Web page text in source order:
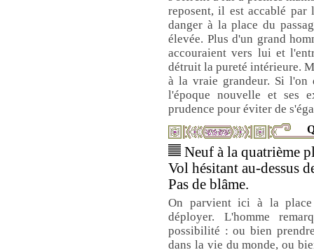
reposent, il est accablé
danger à la place du
élevée. Plus d'un grand
accouraient vers lui et
détruit la pureté intérieure.
à la vraie grandeur. Si l'on
l'époque nouvelle et ses
prudence pour éviter de
Neuf à la quatrième
Vol hésitant au-dessus
Pas de blâme.
On parvient ici à la
déployer. L'homme
possibilité : ou bien
dans la vie du monde, ou